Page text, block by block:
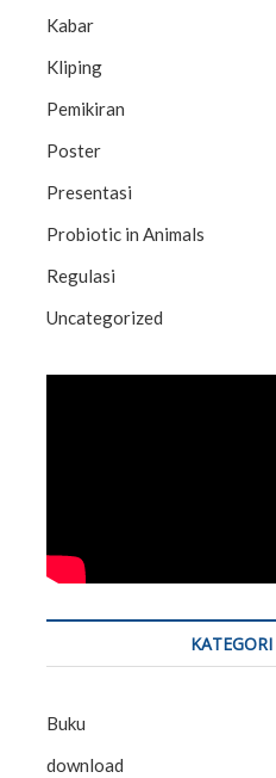
Kabar
Kliping
Pemikiran
Poster
Presentasi
Probiotic in Animals
Regulasi
Uncategorized
KATEGORI
Buku
download